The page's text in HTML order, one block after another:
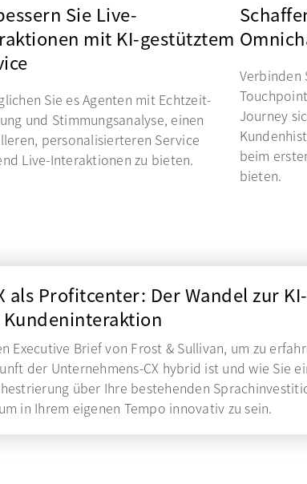
Sie Live-
mit KI-gestütztem
Sie es Agenten mit Echtzeit-
und Stimmungsanalyse, einen
personalisierteren Service
Live-Interaktionen zu bieten.
Verbinden
Journey
beim
bieten.
als Profitcenter: Der Wandel zur KI-
Executive Brief von Frost & Sullivan, um zu
der Unternehmens-CX hybrid ist und wie Sie
über Ihre bestehenden
in Ihrem eigenen Tempo innovativ zu sein.